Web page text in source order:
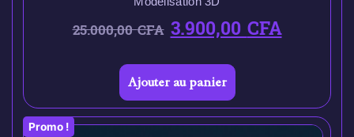
25.000,00CFA 3.900,00CFA
Ajouter au panier
Promo !